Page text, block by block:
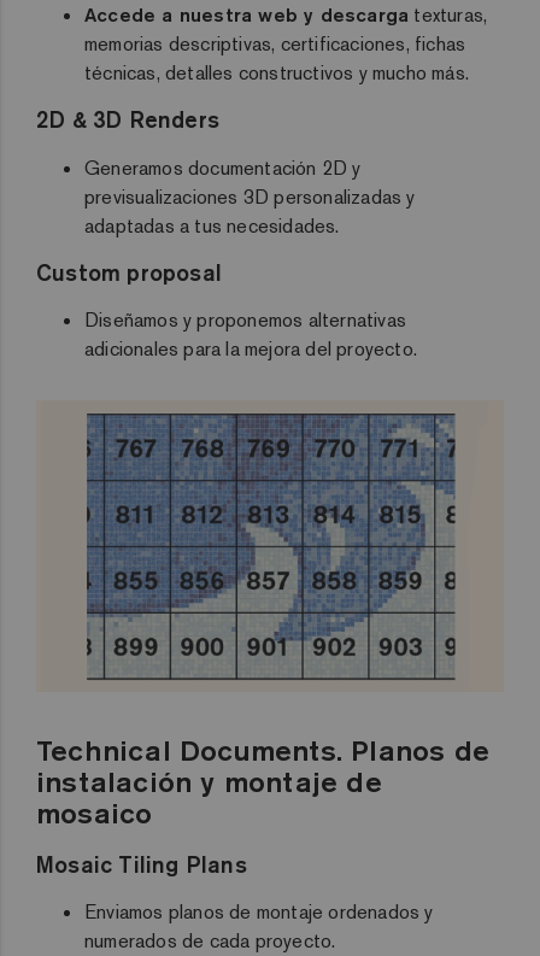
Accede a nuestra web y descarga texturas,
memorias descriptivas, certificaciones, fichas
técnicas, detalles constructivos y mucho más.
2D & 3D Renders
Generamos documentación 2D y
previsualizaciones 3D personalizadas y
adaptadas a tus necesidades.
Custom proposal
Diseñamos y proponemos alternativas
adicionales para la mejora del proyecto.
Technical Documents. Planos de
instalación y montaje de
mosaico
Mosaic Tiling Plans
Enviamos planos de montaje ordenados y
numerados de cada proyecto.